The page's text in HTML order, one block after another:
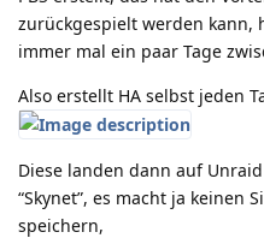
zurückgespielt werden kann,
immer mal ein paar Tage
Also erstellt HA selbst jeden
Diese landen dann auf
“Skynet”, es macht ja keinen
speichern,